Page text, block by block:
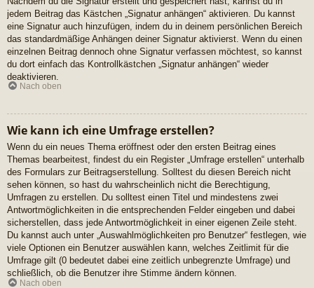
jedem Beitrag das Kästchen „Signatur anhängen“ aktivieren. Du kannst
eine Signatur auch hinzufügen, indem du in deinem persönlichen Bereich
das standardmäßige Anhängen deiner Signatur aktivierst. Wenn du einen
einzelnen Beitrag dennoch ohne Signatur verfassen möchtest, so kannst
du dort einfach das Kontrollkästchen „Signatur anhängen“ wieder
deaktivieren.
Nach oben
Wie kann ich eine Umfrage erstellen?
Wenn du ein neues Thema eröffnest oder den ersten Beitrag eines
Themas bearbeitest, findest du ein Register „Umfrage erstellen“ unterhalb
des Formulars zur Beitragserstellung. Solltest du diesen Bereich nicht
sehen können, so hast du wahrscheinlich nicht die Berechtigung,
Umfragen zu erstellen. Du solltest einen Titel und mindestens zwei
Antwortmöglichkeiten in die entsprechenden Felder eingeben und dabei
sicherstellen, dass jede Antwortmöglichkeit in einer eigenen Zeile steht.
Du kannst auch unter „Auswahlmöglichkeiten pro Benutzer“ festlegen, wie
viele Optionen ein Benutzer auswählen kann, welches Zeitlimit für die
Umfrage gilt (0 bedeutet dabei eine zeitlich unbegrenzte Umfrage) und
schließlich, ob die Benutzer ihre Stimme ändern können.
Nach oben